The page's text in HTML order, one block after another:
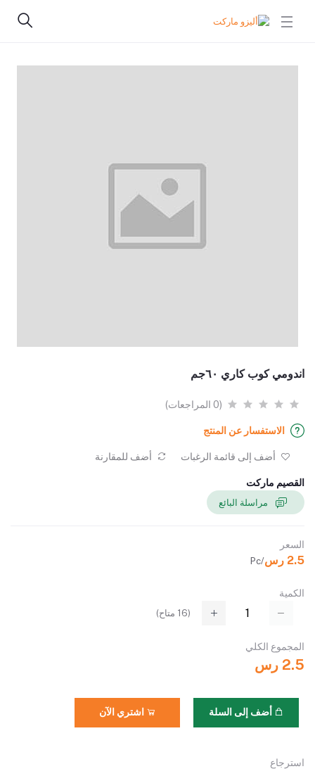
اندومي كوب كاري ٦٠جم
(0 المراجعات)
الاستفسار عن المنتج
أضف إلى قائمة الرغبات أضف للمقارنة
القصيم ماركت
السعر
2.5 رس /Pc
الكمية
(
16 متاح)
المجموع الكلي
2.5 رس
أضف إلى السلة اشتري الآن
استرجاع